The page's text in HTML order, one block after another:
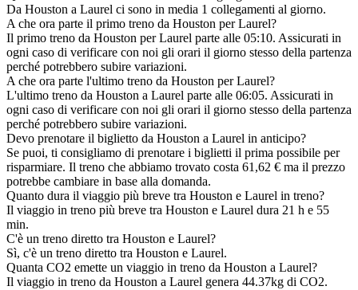
Da Houston a Laurel ci sono in media 1 collegamenti al giorno.
A che ora parte il primo treno da Houston per Laurel?
Il primo treno da Houston per Laurel parte alle 05:10. Assicurati in
ogni caso di verificare con noi gli orari il giorno stesso della partenza
perché potrebbero subire variazioni.
A che ora parte l'ultimo treno da Houston per Laurel?
L'ultimo treno da Houston a Laurel parte alle 06:05. Assicurati in
ogni caso di verificare con noi gli orari il giorno stesso della partenza
perché potrebbero subire variazioni.
Devo prenotare il biglietto da Houston a Laurel in anticipo?
Se puoi, ti consigliamo di prenotare i biglietti il prima possibile per
risparmiare. Il treno che abbiamo trovato costa 61,62 € ma il prezzo
potrebbe cambiare in base alla domanda.
Quanto dura il viaggio più breve tra Houston e Laurel in treno?
Il viaggio in treno più breve tra Houston e Laurel dura 21 h e 55
min.
C'è un treno diretto tra Houston e Laurel?
Sì, c'è un treno diretto tra Houston e Laurel.
Quanta CO2 emette un viaggio in treno da Houston a Laurel?
Il viaggio in treno da Houston a Laurel genera 44.37kg di CO2.